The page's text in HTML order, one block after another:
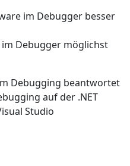
im Debugger besser
Debugger möglichst
Debugging beantwortet
auf der .NET
Studio